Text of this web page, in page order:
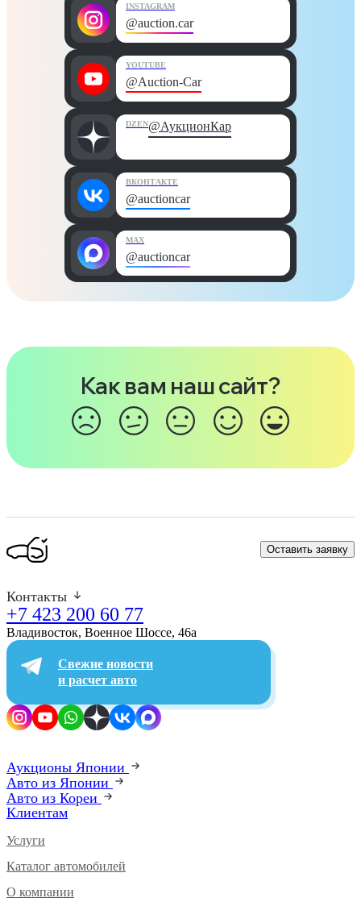
INSTAGRAM
@auction.car
YOUTUBE
@Auction-Car
DZEN@АукционКар
ВКОНТАКТЕ
@auctioncar
MAX
@auctioncar
Как вам наш сайт?
Оставить заявку
Контакты
+7 423 200 60 77
Владивосток, Военное Шоссе, 46а​
Свежие новости
и расчет авто
Аукционы Японии
Авто из Японии
Авто из Кореи
Клиентам
Услуги
Каталог автомобилей
О компании